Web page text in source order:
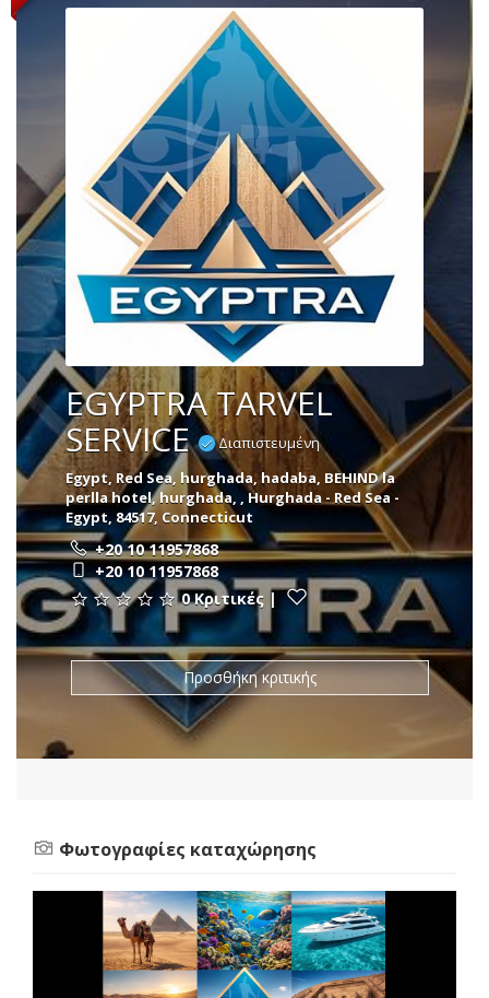
EGYPTRA TARVEL
SERVICE
Διαπιστευμένη
Egypt, Red Sea, hurghada, hadaba, BEHIND la
perlla hotel, hurghada, , Hurghada - Red Sea -
Egypt, 84517, Connecticut
+20 10 11957868
+20 10 11957868
0 Κριτικές |
Προσθήκη κριτικής
Φωτογραφίες καταχώρησης